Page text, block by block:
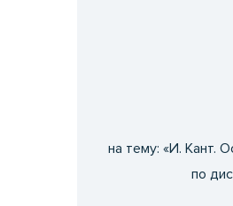
на тему: «И. Кант.
по